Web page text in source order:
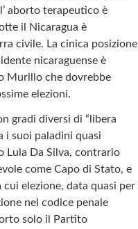
aborto terapeutico è
il Nicaragua è
civile. La cinica posizione
nicaraguense è
Murillo che dovrebbe
elezioni.
gradi diversi di “libera
i suoi paladini quasi
Lula Da Silva, contrario
come Capo di Stato, e
elezione, data quasi per
nel codice penale
solo il Partito